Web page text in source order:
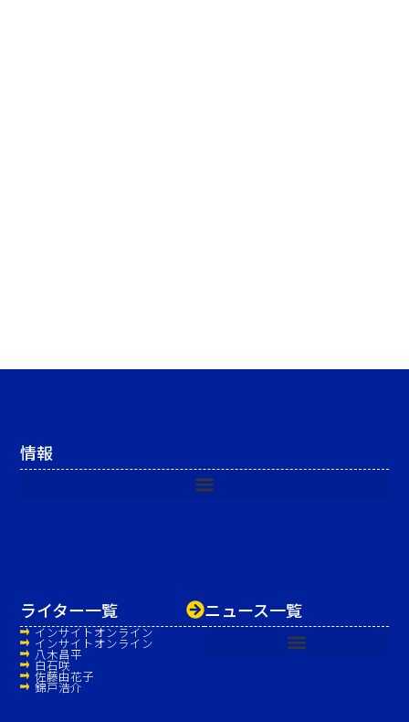
ニュース一覧
ライター一覧
インサイトオンライン
インサイトオンライン
八木昌平
白石咲
佐藤由花子
錦戸浩介
情報